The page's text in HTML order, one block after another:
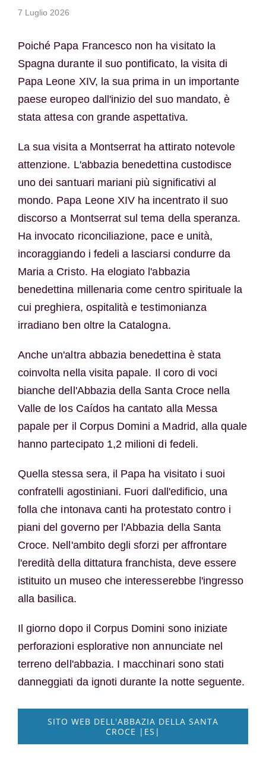
7 Luglio 2026
Poiché Papa Francesco non ha visitato la
Spagna durante il suo pontificato, la visita di
Papa Leone XIV, la sua prima in un importante
paese europeo dall'inizio del suo mandato, è
stata attesa con grande aspettativa.
La sua visita a Montserrat ha attirato notevole
attenzione. L'abbazia benedettina custodisce
uno dei santuari mariani più significativi al
mondo. Papa Leone XIV ha incentrato il suo
discorso a Montserrat sul tema della speranza.
Ha invocato riconciliazione, pace e unità,
incoraggiando i fedeli a lasciarsi condurre da
Maria a Cristo. Ha elogiato l'abbazia
benedettina millenaria come centro spirituale la
cui preghiera, ospitalità e testimonianza
irradiano ben oltre la Catalogna.
Anche un'altra abbazia benedettina è stata
coinvolta nella visita papale. Il coro di voci
bianche dell'Abbazia della Santa Croce nella
Valle de los Caídos ha cantato alla Messa
papale per il Corpus Domini a Madrid, alla quale
hanno partecipato 1,2 milioni di fedeli.
Quella stessa sera, il Papa ha visitato i suoi
confratelli agostiniani. Fuori dall'edificio, una
folla che intonava canti ha protestato contro i
piani del governo per l'Abbazia della Santa
Croce. Nell'ambito degli sforzi per affrontare
l'eredità della dittatura franchista, deve essere
istituito un museo che interesserebbe l'ingresso
alla basilica.
Il giorno dopo il Corpus Domini sono iniziate
perforazioni esplorative non annunciate nel
terreno dell'abbazia. I macchinari sono stati
danneggiati da ignoti durante la notte seguente.
SITO WEB DELL'ABBAZIA DELLA SANTA
CROCE |ES|